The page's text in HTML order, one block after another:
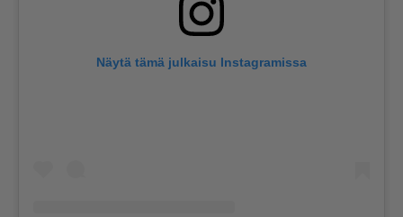
Näytä tämä julkaisu Instagramissa